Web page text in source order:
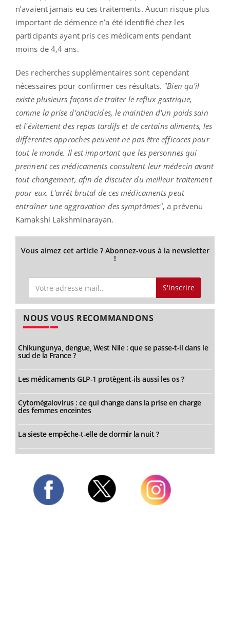
n’avaient jamais eu ces traitements. Aucun risque plus
important de démence n’a été identifié chez les
participants ayant pris ces médicaments pendant
moins de 4,4 ans.
Des recherches supplémentaires sont cependant
nécessaires pour confirmer ces résultats. "Bien qu'il
existe plusieurs façons de traiter le reflux gastrique,
comme la prise d'antiacides, le maintien d'un poids sain
et l'évitement des repas tardifs et de certains aliments, les
différentes approches peuvent ne pas être efficaces pour
tout le monde. Il est important que les personnes qui
prennent ces médicaments consultent leur médecin avant
tout changement, afin de discuter du meilleur traitement
pour eux. L'arrêt brutal de ces médicaments peut
entraîner une aggravation des symptômes", a prévenu
Kamakshi Lakshminarayan.
Vous aimez cet article ? Abonnez-vous à la newsletter
!
S'inscrire
NOUS VOUS RECOMMANDONS
Chikungunya, dengue, West Nile : que se passe-t-il dans le
sud de la France ?
Les médicaments GLP-1 protègent-ils aussi les os ?
Cytomégalovirus : ce qui change dans la prise en charge
des femmes enceintes
La sieste empêche-t-elle de dormir la nuit ?